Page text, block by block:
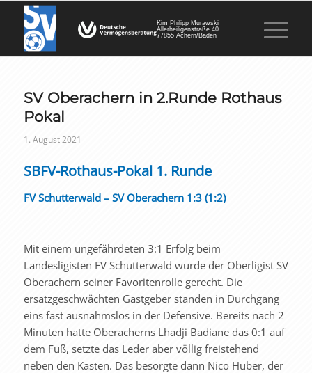
Kim Philipp Murawski
Allerheiligenstraße 40
77855 Achern/Baden
SV Oberachern in 2.Runde Rothaus
Pokal
1. August 2021
SBFV-Rothaus-Pokal 1. Runde
FV Schutterwald – SV Oberachern 1:3 (1:2)
Mit einem ungefährdeten 3:1 Erfolg beim
Landesligisten FV Schutterwald wurde der Oberligist SV
Oberachern seiner Favoritenrolle gerecht. Die
ersatzgeschwächten Gastgeber standen in Durchgang
eins fast ausnahmslos in der Defensive. Bereits nach 2
Minuten hatte Oberacherns Lhadji Badiane das 0:1 auf
dem Fuß, setzte das Leder aber völlig freistehend
neben den Kasten. Das besorgte dann Nico Huber, der